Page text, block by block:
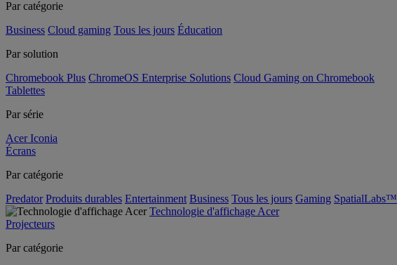
Par catégorie
Business Cloud gaming Tous les jours Éducation
Par solution
Chromebook Plus ChromeOS Enterprise Solutions Cloud Gaming on Chromebook
Tablettes
Par série
Acer Iconia
Écrans
Par catégorie
Predator Produits durables Entertainment Business Tous les jours Gaming SpatialLabs™
Technologie d'affichage Acer
Projecteurs
Par catégorie